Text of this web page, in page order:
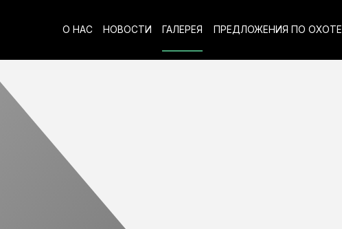
О НАС НОВОСТИ ГАЛЕРЕЯ ПРЕДЛОЖЕНИЯ ПО ОХОТЕ